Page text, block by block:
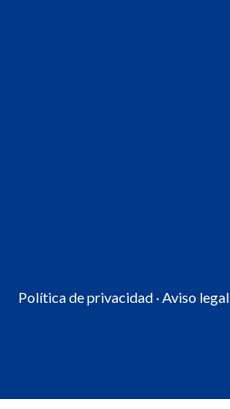
Política de privacidad ·Aviso legal